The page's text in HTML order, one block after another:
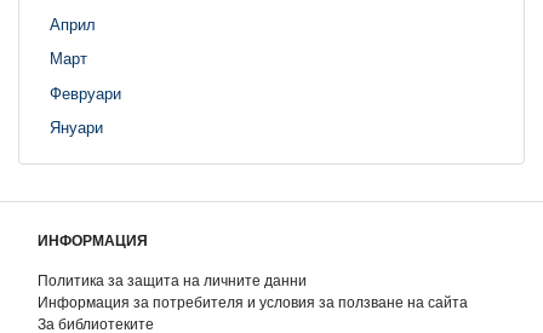
Април
Март
Февруари
Януари
ИНФОРМАЦИЯ
Политика за защита на личните данни
Информация за потребителя и условия за ползване на сайта
За библиотеките